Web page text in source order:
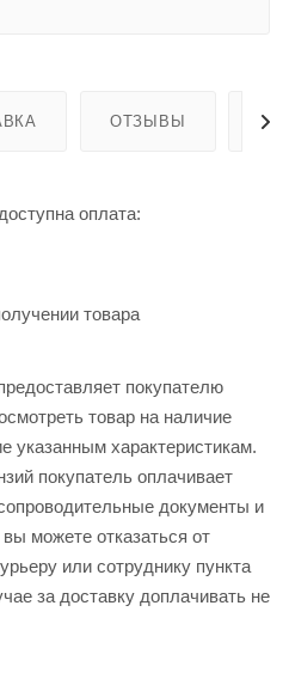
ОТЗЫВЫ
оплата:
товара
покупателю
товар на наличие
указанным характеристикам.
покупатель оплачивает
документы и
можете отказаться от
или сотруднику пункта
за доставку доплачивать не